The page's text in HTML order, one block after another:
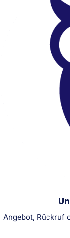
Angebot, Rückruf